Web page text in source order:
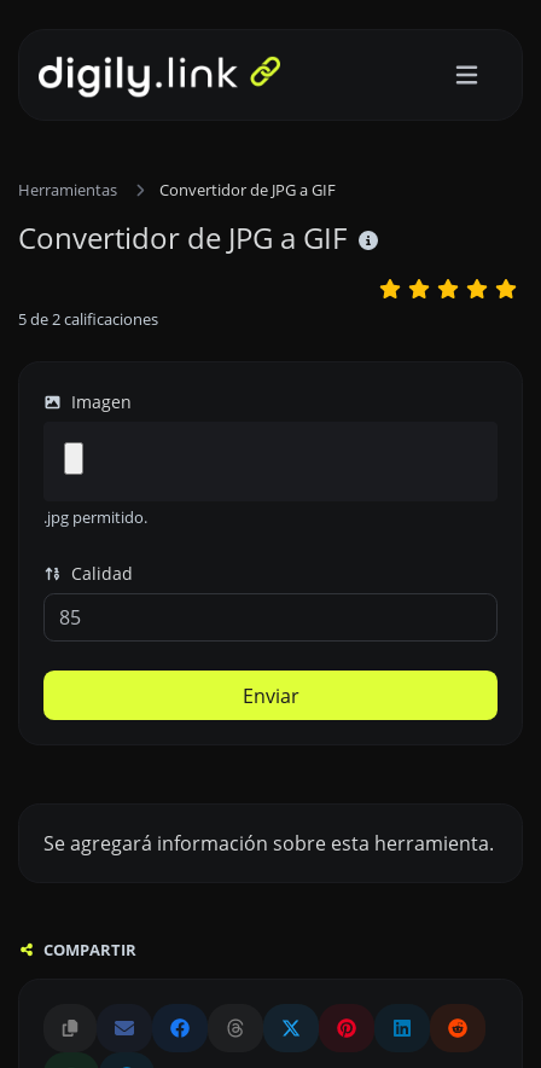
Herramientas Convertidor de JPG a GIF
Convertidor de JPG a GIF
5de2calificaciones
Imagen
.jpg permitido.
Calidad
Enviar
Se agregará información sobre esta herramienta.
COMPARTIR